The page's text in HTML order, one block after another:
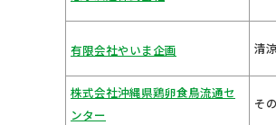
有限会社やいま企画 清
株式会社沖縄県鶏卵食鳥流通セ
ンター
そ